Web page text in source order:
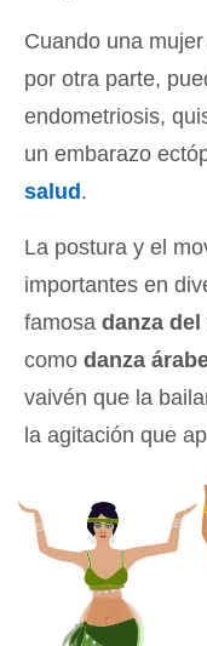
Cuando una
por otra parte,
endometriosis,
un embarazo
salud .
La postura y el
importantes en
famosa danza
como danza
vaivén que la
la agitación que